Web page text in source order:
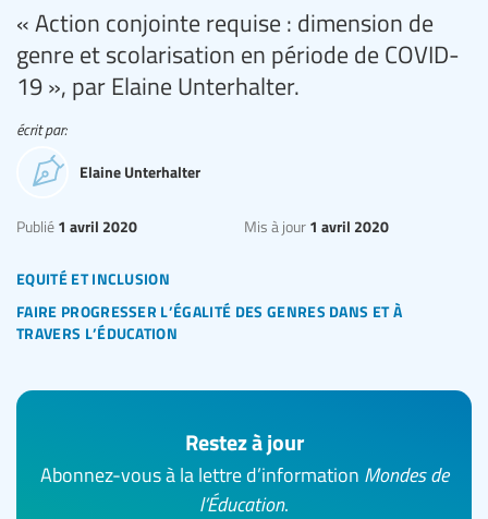
« Action conjointe requise : dimension de
genre et scolarisation en période de COVID-
19 », par Elaine Unterhalter.
equité et inclusion
faire progresser l’égalité des genres dans et à
travers l’éducation
Publié 1 avril 2020 Mis à jour 1 avril 2020
écrit par:
Elaine Unterhalter
Restez à jour
Abonnez-vous à la lettre d’information Mondes de
l’Éducation.